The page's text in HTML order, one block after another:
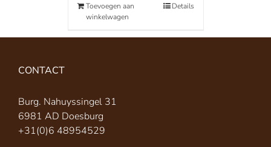
Toevoegen aan
winkelwagen
Details
CONTACT
Burg. Nahuyssingel 31
6981 AD Doesburg
+31(0)6 48954529